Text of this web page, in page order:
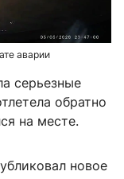
аварии
серьезные
обратно
на месте.
новое